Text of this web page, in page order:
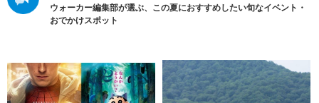
ウォーカー編集部が選ぶ、この夏におすすめしたい旬なイベント・
おでかけスポット